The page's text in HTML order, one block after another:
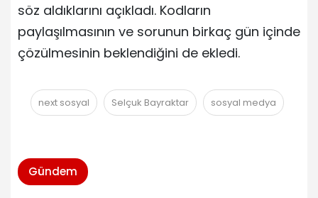
söz aldıklarını açıkladı. Kodların
paylaşılmasının ve sorunun birkaç gün içinde
çözülmesinin beklendiğini de ekledi.
next sosyal Selçuk Bayraktar sosyal medya
Gündem